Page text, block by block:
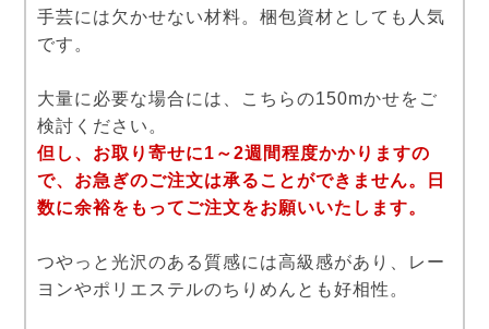
手芸には欠かせない材料。梱包資材としても人気
です。
大量に必要な場合には、こちらの150mかせをご
検討ください。
但し、お取り寄せに1～2週間程度かかりますの
で、お急ぎのご注文は承ることができません。日
数に余裕をもってご注文をお願いいたします。
つやっと光沢のある質感には高級感があり、レー
ヨンやポリエステルのちりめんとも好相性。